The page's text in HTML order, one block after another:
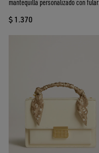
$ 1.370